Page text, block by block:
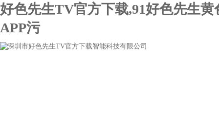
好色先生TV官方下载,91好色先生
APP污